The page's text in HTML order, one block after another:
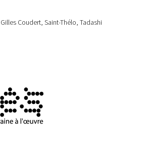
Coudert, Saint-Thélo, Tadashi